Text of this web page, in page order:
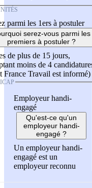
parmi les 1ers à postuler
serez-vous parmi les
premiers à postuler ?
de plus de 15 jours,
moins de 4
France Travail est informé)
Employeur handi-
engagé
Qu'est-ce qu'un
employeur handi-
engagé ?
Un employeur handi-
engagé est un
employeur reconnu